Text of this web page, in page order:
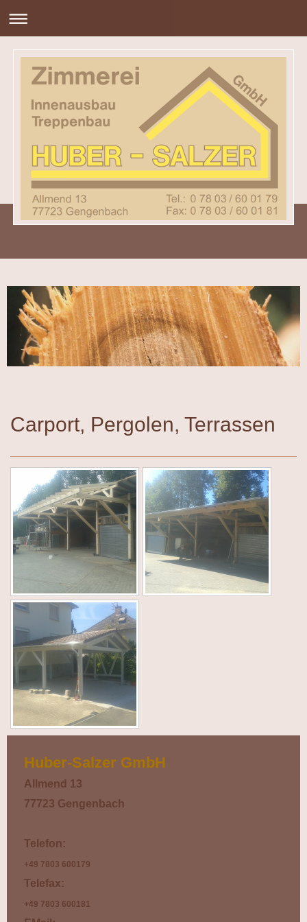
Carport, Pergolen, Terrassen
Huber-Salzer GmbH
Allmend 13
77723 Gengenbach
Telefon:
+49 7803 600179
Telefax:
+49 7803 6001 81